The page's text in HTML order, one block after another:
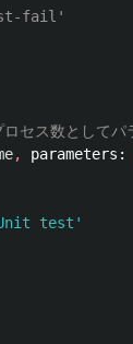
fail'
セス数としてパ
, parameters:
test'